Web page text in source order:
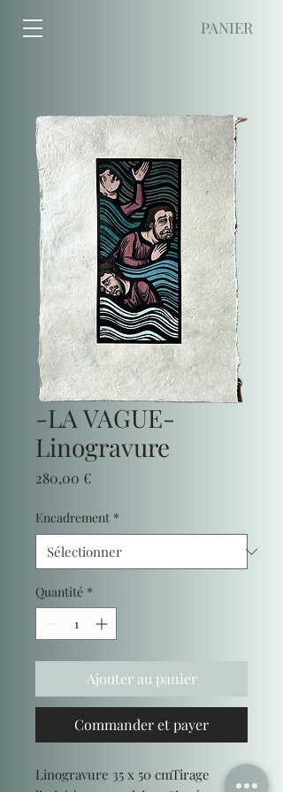
PANIER
-LA VAGUE-
Linogravure
280,00 €Prix
Encadrement *
Quantité *
Ajouter au panier
Commander et payer
Linogravure 35 x 50 cmTirage